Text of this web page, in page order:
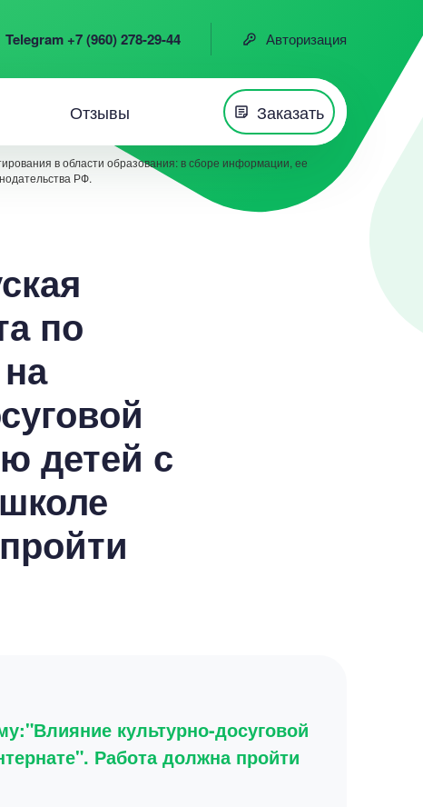
Telegram +7 (960) 278-29-44 Авторизация
Отзывы Заказать
в области образования: в сборе информации, ее
РФ.
по
детей с
культурно-досуговой
Работа должна пройти